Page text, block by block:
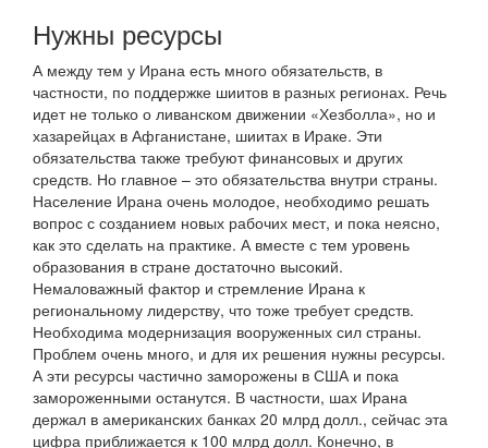
Нужны ресурсы
А между тем у Ирана есть много обязательств, в
частности, по поддержке шиитов в разных регионах. Речь
идет не только о ливанском движении «Хезболла», но и
хазарейцах в Афганистане, шиитах в Ираке. Эти
обязательства также требуют финансовых и других
средств. Но главное – это обязательства внутри страны.
Население Ирана очень молодое, необходимо решать
вопрос с созданием новых рабочих мест, и пока неясно,
как это сделать на практике. А вместе с тем уровень
образования в стране достаточно высокий.
Немаловажный фактор и стремление Ирана к
региональному лидерству, что тоже требует средств.
Необходима модернизация вооруженных сил страны.
Проблем очень много, и для их решения нужны ресурсы.
А эти ресурсы частично заморожены в США и пока
замороженными останутся. В частности, шах Ирана
держал в американских банках 20 млрд долл., сейчас эта
цифра приближается к 100 млрд долл. Конечно, в